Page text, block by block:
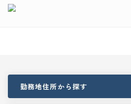
勤務地住所から探す